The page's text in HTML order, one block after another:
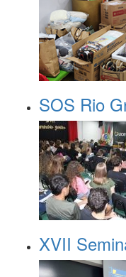
SOS Rio
XVII